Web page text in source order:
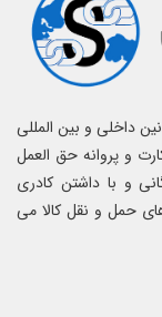
داخلی و بین المللی
و پروانه حق العمل
و با داشتن کادری
حمل و نقل کالا می